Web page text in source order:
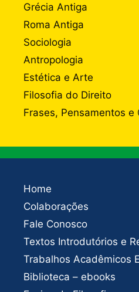
Grécia Antiga
Roma Antiga
Sociologia
Antropologia
Estética e Arte
Filosofia do Direito
Frases, Pensamentos e
Home
Colaborações
Fale Conosco
Textos Introdutórios e
Trabalhos Acadêmicos
Biblioteca – ebooks